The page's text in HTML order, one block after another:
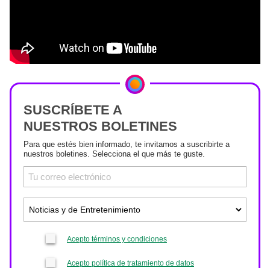
SUSCRÍBETE A
NUESTROS BOLETINES
Para que estés bien informado, te invitamos a suscribirte a
nuestros boletines. Selecciona el que más te guste.
Acepto términos y condiciones
Acepto política de tratamiento de datos